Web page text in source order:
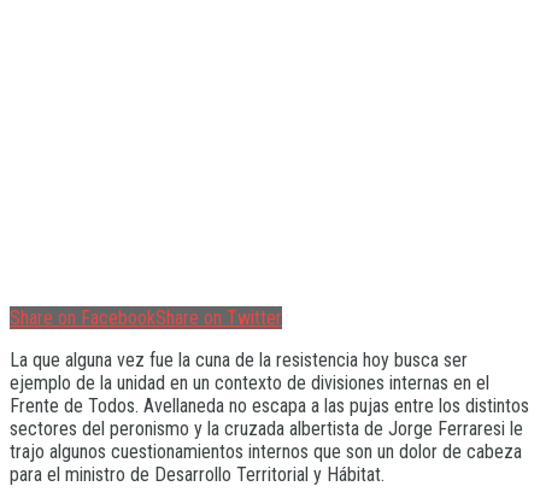
Share on FacebookShare on Twitter
La que alguna vez fue la cuna de la resistencia hoy busca ser
ejemplo de la unidad en un contexto de divisiones internas en el
Frente de Todos. Avellaneda no escapa a las pujas entre los distintos
sectores del peronismo y la cruzada albertista de Jorge Ferraresi le
trajo algunos cuestionamientos internos que son un dolor de cabeza
para el ministro de Desarrollo Territorial y Hábitat.